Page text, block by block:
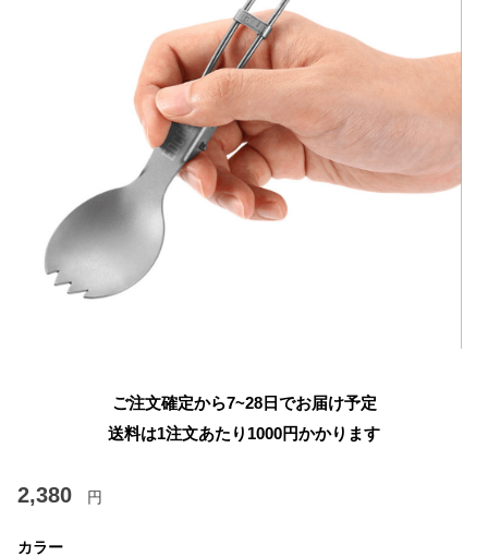
ご注文確定から7~28日でお届け予定
送料は1注文あたり 1000円かかります
2,380 円
カラー